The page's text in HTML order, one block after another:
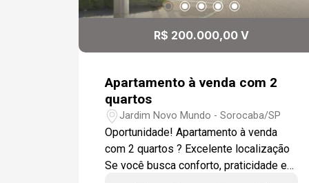
R$ 200.000,00 V
Apartamento à venda com 2
quartos
Jardim Novo Mundo - Sorocaba/SP
Oportunidade! Apartamento à venda
com 2 quartos ? Excelente localização
Se você busca conforto, praticidade e